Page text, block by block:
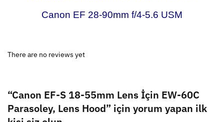
Canon EF 28-90mm f/4-5.6 USM
There are no reviews yet
“Canon EF-S 18-55mm Lens İçin EW-60C
Parasoley, Lens Hood” için yorum yapan ilk